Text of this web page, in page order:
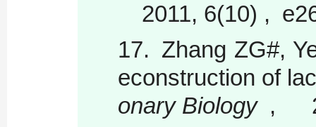
2011, 6(10) ,
17. Zhang ZG#,
econstruction of
onary Biology,